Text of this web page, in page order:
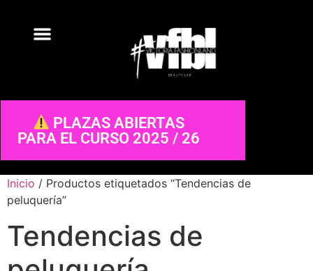
PLAZAS ABIERTAS
PARA EL CURSO 2025 / 26
Inicio / Productos etiquetados “Tendencias de
peluquería”
Tendencias de